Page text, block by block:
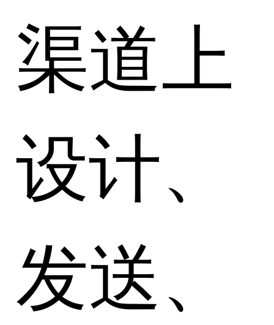
渠道上
设计、
发送、